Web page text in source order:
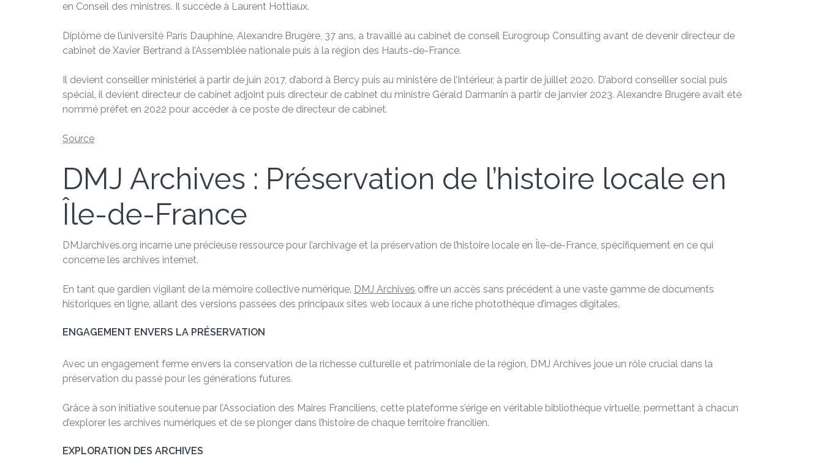
en Conseil des ministres. Il succède à Laurent Hottiaux.
Diplômé de l’université Paris Dauphine, Alexandre Brugère, 37 ans, a travaillé au cabinet de conseil Eurogroup Consulting avant de devenir directeur de
cabinet de Xavier Bertrand à l’Assemblée nationale puis à la région des Hauts-de-France.
Il devient conseiller ministériel à partir de juin 2017, d’abord à Bercy puis au ministère de l’Intérieur, à partir de juillet 2020. D’abord conseiller social puis
spécial, il devient directeur de cabinet adjoint puis directeur de cabinet du ministre Gérald Darmanin à partir de janvier 2023. Alexandre Brugère avait été
nommé préfet en 2022 pour accéder à ce poste de directeur de cabinet.
Source
DMJ Archives : Préservation de l’histoire locale en
Île-de-France
DMJarchives.org incarne une précieuse ressource pour l’archivage et la préservation de l’histoire locale en Île-de-France, spécifiquement en ce qui
concerne les archives internet.
En tant que gardien vigilant de la mémoire collective numérique, DMJ Archives offre un accès sans précédent à une vaste gamme de documents
historiques en ligne, allant des versions passées des principaux sites web locaux à une riche photothèque d’images digitales.
ENGAGEMENT ENVERS LA PRÉSERVATION
Avec un engagement ferme envers la conservation de la richesse culturelle et patrimoniale de la région, DMJ Archives joue un rôle crucial dans la
préservation du passé pour les générations futures.
Grâce à son initiative soutenue par l’Association des Maires Franciliens, cette plateforme s’érige en véritable bibliothèque virtuelle, permettant à chacun
d’explorer les archives numériques et de se plonger dans l’histoire de chaque territoire francilien.
EXPLORATION DES ARCHIVES